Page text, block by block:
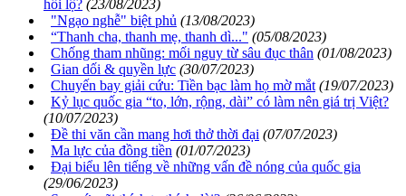
hối lộ? (23/08/2023)
"Ngạo nghễ" biệt phủ (13/08/2023)
“Thanh cha, thanh mẹ, thanh dì..." (05/08/2023)
Chống tham nhũng: mối nguy từ sâu đục thân (01/08/2023)
Gian dối & quyền lực (30/07/2023)
Chuyến bay giải cứu: Tiền bạc làm họ mờ mắt (19/07/2023)
Kỷ lục quốc gia “to, lớn, rộng, dài” có làm nên giá trị Việt?
(10/07/2023)
Đề thi văn cần mang hơi thở thời đại (07/07/2023)
Ma lực của đồng tiền (01/07/2023)
Đại biểu lên tiếng về những vấn đề nóng của quốc gia
(29/06/2023)